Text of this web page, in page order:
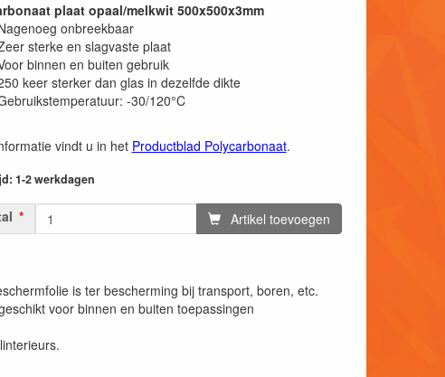
plaat opaal/melkwit 500x500x3mm
onbreekbaar
sterke en slagvaste plaat
binnen en buiten gebruik
keer sterker dan glas in dezelfde dikte
-30/120°C
vindt u in het Productblad Polycarbonaat.
1-2 werkdagen
Artikel toevoegen
is ter bescherming bij transport, boren, etc.
voor binnen en buiten toepassingen